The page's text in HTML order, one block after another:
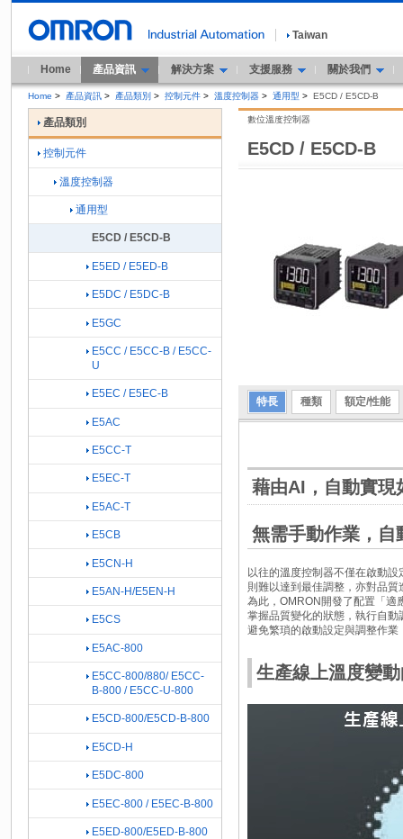
Taiwan
Home 產品資訊 解決方案 支援服務 關於我們
Home > 產品資訊 > 產品類別 > 控制元件 > 溫度控制器 > 通用型 > E5CD / E5CD-B
E5CD / E5CD-B
數位溫度控制器
特長 種類 額定/性能
藉由AI，自動實現
無需手動作業，自
以往的溫度控制器不僅在啟動
則難以達到最佳調整，亦對品質
為此，OMRON開發了配置「適
掌握品質變化的狀態，執行自
避免繁瑣的啟動設定與調整作業
生產線上溫度變
產品類別
控制元件
溫度控制器
通用型
E5CD / E5CD-B
E5ED / E5ED-B
E5DC / E5DC-B
E5GC
E5CC / E5CC-B / E5CC-
U
E5EC / E5EC-B
E5AC
E5CC-T
E5EC-T
E5AC-T
E5CB
E5CN-H
E5AN-H/E5EN-H
E5CS
E5AC-800
E5CC-800/880/ E5CC-
B-800 / E5CC-U-800
E5CD-800/E5CD-B-800
E5CD-H
E5DC-800
E5EC-800 / E5EC-B-800
E5ED-800/E5ED-B-800